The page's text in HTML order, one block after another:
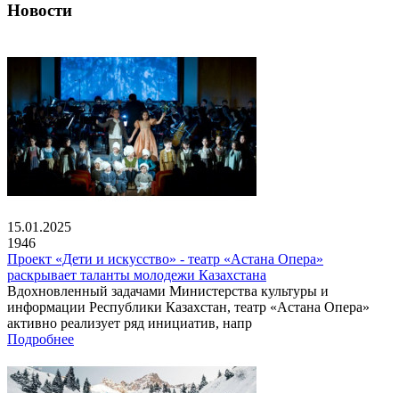
Новости
15.01.2025
1946
Проект «Дети и искусство» - театр «Астана Опера»
раскрывает таланты молодежи Казахстана
Вдохновленный задачами Министерства культуры и
информации Республики Казахстан, театр «Астана Опера»
активно реализует ряд инициатив, напр
Подробнее